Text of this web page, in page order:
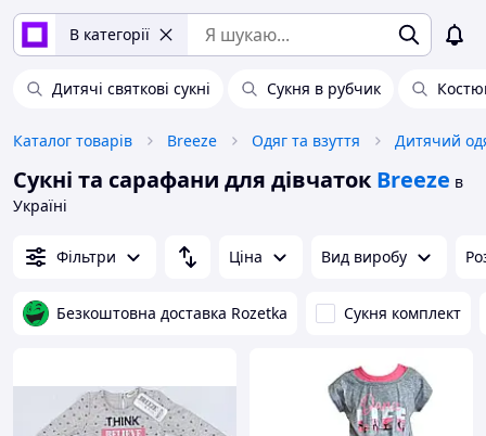
В категорії
Дитячі святкові сукні Сукня в рубчик
Каталог товарів Breeze Одяг та взуття Дитячий
Сукні та сарафани для дівчаток Breeze в
Україні
Фільтри Ціна Вид виробу
Безкоштовна доставка Rozetka Сукня комплект